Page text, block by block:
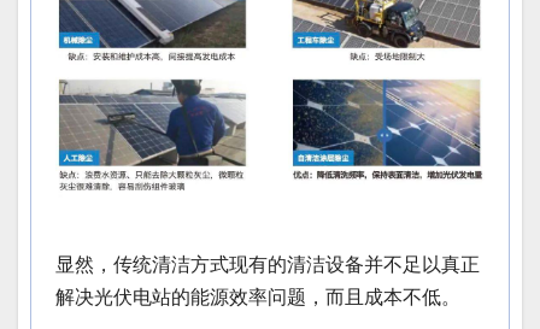
显然，传统清洁方式现有的清洁设备并不足以真正
解决光伏电站的能源效率问题，而且成本不低。